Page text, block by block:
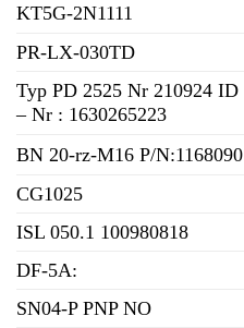
KT5G-2N1111
PR-LX-030TD
Typ PD 2525 Nr 210924 ID
– Nr : 1630265223
BN 20-rz-M16 P/N:1168090
CG1025
ISL 050.1 100980818
DF-5A:
SN04-P PNP NO